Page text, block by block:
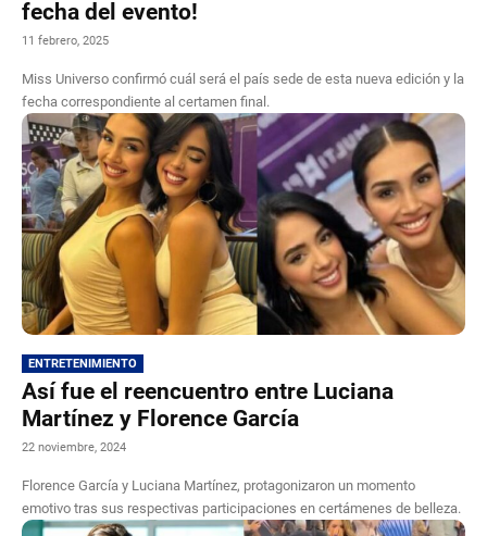
fecha del evento!
11 febrero, 2025
Miss Universo confirmó cuál será el país sede de esta nueva edición y la
fecha correspondiente al certamen final.
ENTRETENIMIENTO
Así fue el reencuentro entre Luciana
Martínez y Florence García
22 noviembre, 2024
Florence García y Luciana Martínez, protagonizaron un momento
emotivo tras sus respectivas participaciones en certámenes de belleza.